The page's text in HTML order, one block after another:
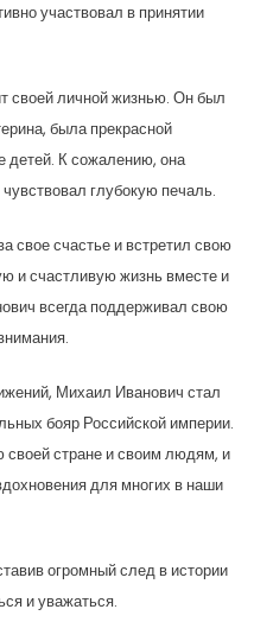
участвовал в принятии
своей личной жизнью. Он был
была прекрасной
детей. К сожалению, она
глубокую печаль.
свое счастье и встретил свою
и счастливую жизнь вместе и
всегда поддерживал свою
Михаил Иванович стал
бояр Российской империи.
своей стране и своим людям, и
для многих в наши
огромный след в истории
и уважаться.